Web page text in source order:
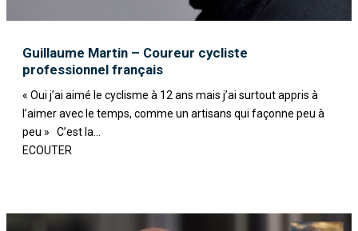
Guillaume Martin – Coureur cycliste
professionnel français
« Oui j’ai aimé le cyclisme à 12 ans mais j’ai surtout appris à
l’aimer avec le temps, comme un artisans qui façonne peu à
peu » C’est la...
ECOUTER